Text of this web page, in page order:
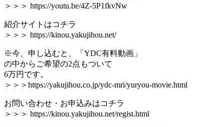
＞＞＞ https://youtu.be/4Z-5P1fkvNw
紹介サイトはコチラ
＞＞＞ https://kinou.yakujihou.net/
※今、申し込むと、「YDC有料動画」
の中からご希望の2点もついて
6万円です。
＞＞＞https://yakujihou.co.jp/ydc-mri/yuryou-movie.html
お問い合わせ・お申込みはコチラ
＞＞＞ https://kinou.yakujihou.net/regist.html